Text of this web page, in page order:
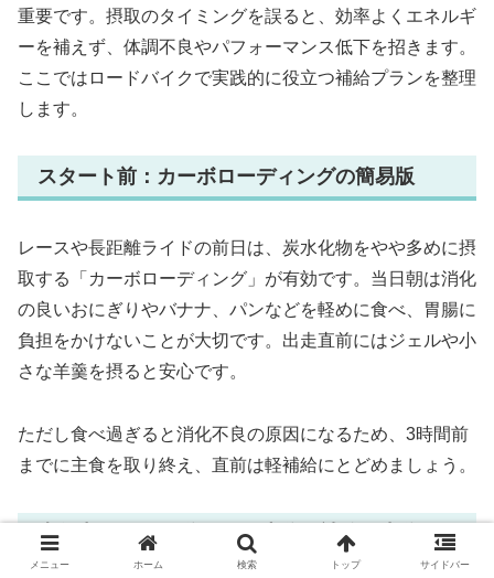
重要です。摂取のタイミングを誤ると、効率よくエネルギ
ーを補えず、体調不良やパフォーマンス低下を招きます。
ここではロードバイクで実践的に役立つ補給プランを整理
します。
スタート前：カーボローディングの簡易版
レースや長距離ライドの前日は、炭水化物をやや多めに摂
取する「カーボローディング」が有効です。当日朝は消化
の良いおにぎりやバナナ、パンなどを軽めに食べ、胃腸に
負担をかけないことが大切です。出走直前にはジェルや小
さな羊羹を摂ると安心です。
ただし食べ過ぎると消化不良の原因になるため、3時間前
までに主食を取り終え、直前は軽補給にとどめましょう。
走行中：20〜30分ごとの小分け補給と水分セ
ット
メニュー ホーム 検索 トップ サイドバー